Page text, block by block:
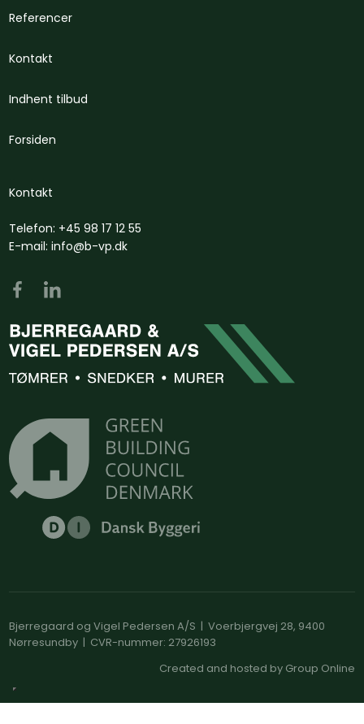
Referencer
Kontakt
Indhent tilbud
Forsiden
​Kontakt
Telefon: +45 98 17 12 55
E-mail: info@b-vp.dk
Bjerregaard og Vigel Pedersen A/S | Voerbjergvej 28, 9400
Nørresundby | CVR-nummer: 27926193
Created and hosted by Group Online